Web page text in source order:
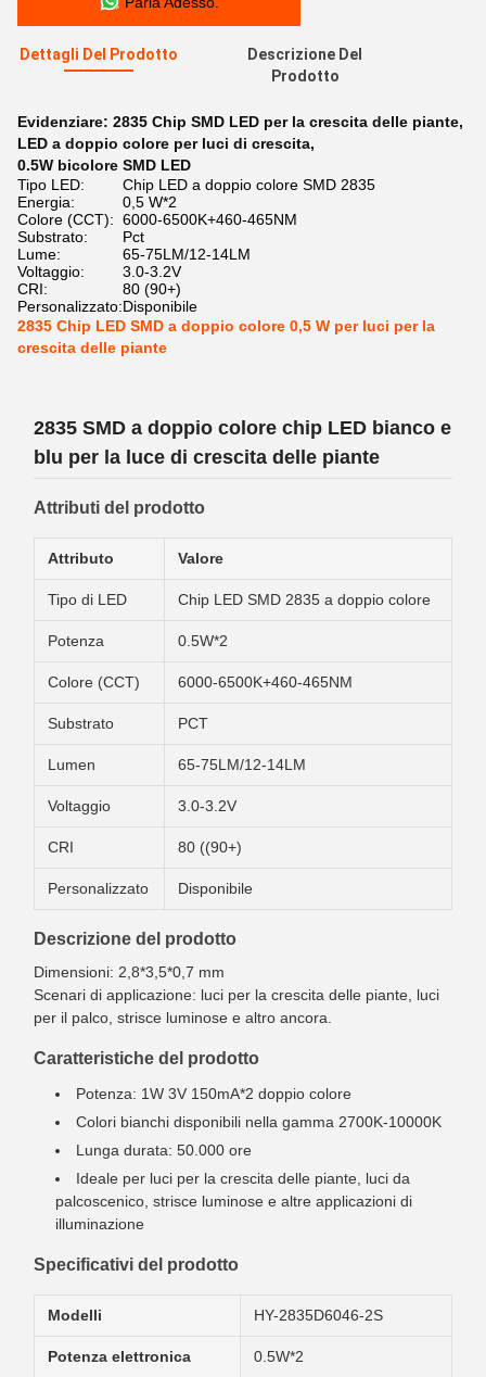
Dettagli Del Prodotto
Descrizione Del
Prodotto
Evidenziare: 2835 Chip SMD LED per la crescita delle piante,
LED a doppio colore per luci di crescita,
0.5W bicolore SMD LED
Tipo LED:
Chip LED a doppio colore SMD 2835
Energia:
0,5 W*2
Colore (CCT): 6000-6500K+460-465NM
Substrato:
Pct
Lume:
65-75LM/12-14LM
Voltaggio:
3.0-3.2V
CRI:
80 (90+)
Personalizzato:Disponibile
2835 Chip LED SMD a doppio colore 0,5 W per luci per la
crescita delle piante
2835 SMD a doppio colore chip LED bianco e
blu per la luce di crescita delle piante
Attributi del prodotto
Attributo Valore
Tipo di LED Chip LED SMD 2835 a doppio colore
Potenza 0.5W*2
Colore (CCT) 6000-6500K+460-465NM
Substrato PCT
Lumen 65-75LM/12-14LM
Voltaggio 3.0-3.2V
CRI 80 ((90+)
Personalizzato Disponibile
Descrizione del prodotto
Dimensioni: 2,8*3,5*0,7 mm
Scenari di applicazione: luci per la crescita delle piante, luci
per il palco, strisce luminose e altro ancora.
Caratteristiche del prodotto
Potenza: 1W 3V 150mA*2 doppio colore
Colori bianchi disponibili nella gamma 2700K-10000K
Lunga durata: 50.000 ore
Ideale per luci per la crescita delle piante, luci da
palcoscenico, strisce luminose e altre applicazioni di
illuminazione
Specificativi del prodotto
Modelli HY-2835D6046-2S
Potenza elettronica 0.5W*2